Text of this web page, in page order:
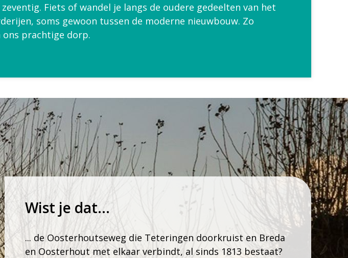
Fiets of wandel je langs de oudere gedeelten van het
soms gewoon tussen de moderne nieuwbouw. Zo
prachtige dorp.
Wist je dat...
... de Oosterhoutseweg die Teteringen doorkruist en Breda
en Oosterhout met elkaar verbindt, al sinds 1813 bestaat?